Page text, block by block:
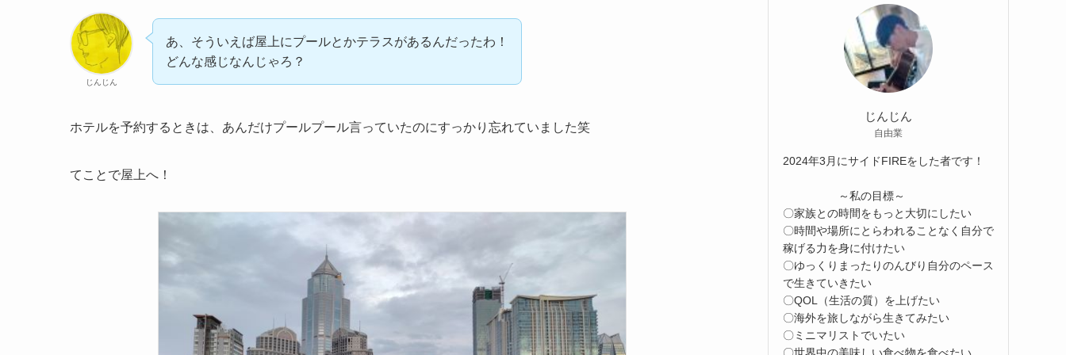
じんじん
あ、そういえば屋上にプールとかテラスがあるんだったわ！
どんな感じなんじゃろ？
ホテルを予約するときは、あんだけプールプール言っていたのにすっかり忘れていました笑
てことで屋上へ！
じんじん
自由業
2024年3月にサイドFIREをした者です！
～私の目標～
〇家族との時間をもっと大切にしたい
〇時間や場所にとらわれることなく自分で
稼げる力を身に付けたい
〇ゆっくりまったりのんびり自分のペース
で生きていきたい
〇QOL（生活の質）を上げたい
〇海外を旅しながら生きてみたい
〇ミニマリストでいたい
〇世界中の美味しい食べ物を食べたい